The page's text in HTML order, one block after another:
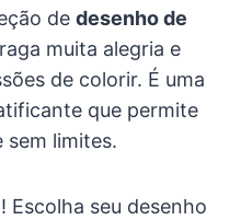
de desenho de
muita alegria e
de colorir. É uma
que permite
sem limites.
Escolha seu desenho